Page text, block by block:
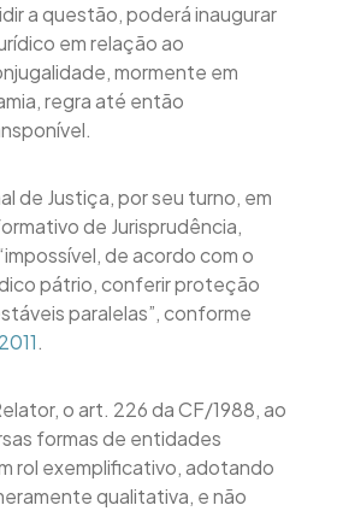
a questão, poderá inaugurar
em relação ao
mormente em
regra até então
de Justiça, por seu turno, em
de Jurisprudência,
de acordo com o
pátrio, conferir proteção
paralelas”, conforme
.
o art. 226 da CF/1988, ao
formas de entidades
rol exemplificativo, adotando
qualitativa, e não